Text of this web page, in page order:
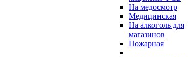
На медосмотр
Медицинская
На алкоголь для
магазинов
Пожарная